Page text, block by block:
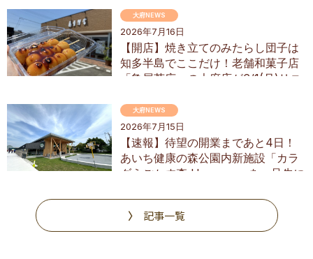
2026年7月16日
【開店】焼き立てのみたらし団子は
知多半島でここだけ！老舗和菓子店
「亀屋芳広」の大府店が6/1(月)リニ
大府NEWS
2026年7月15日
【速報】待望の開業まであと4日！
あいち健康の森公園内新施設「カラ
ダうごかす森 Harappa」を一足先に
大府NEWS
記事一覧